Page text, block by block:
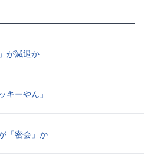
が減退か
キーやん」
「密会」か